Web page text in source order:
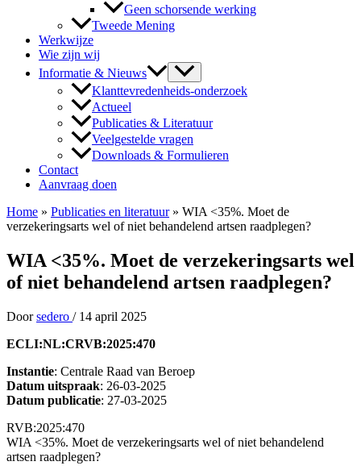
Geen schorsende werking
Tweede Mening
Werkwijze
Wie zijn wij
Informatie & Nieuws
Klanttevredenheids-onderzoek
Actueel
Publicaties & Literatuur
Veelgestelde vragen
Downloads & Formulieren
Contact
Aanvraag doen
Home » Publicaties en literatuur» WIA <35%. Moet de
verzekeringsarts wel of niet behandelend artsen raadplegen?
WIA <35%. Moet de verzekeringsarts wel
of niet behandelend artsen raadplegen?
Doorsedero / 14 april 2025
ECLI:NL:CRVB:2025:470
Instantie: Centrale Raad van Beroep
Datum uitspraak: 26-03-2025
Datum publicatie: 27-03-2025
RVB:2025:470
WIA <35%. Moet de verzekeringsarts wel of niet behandelend
artsen raadplegen?